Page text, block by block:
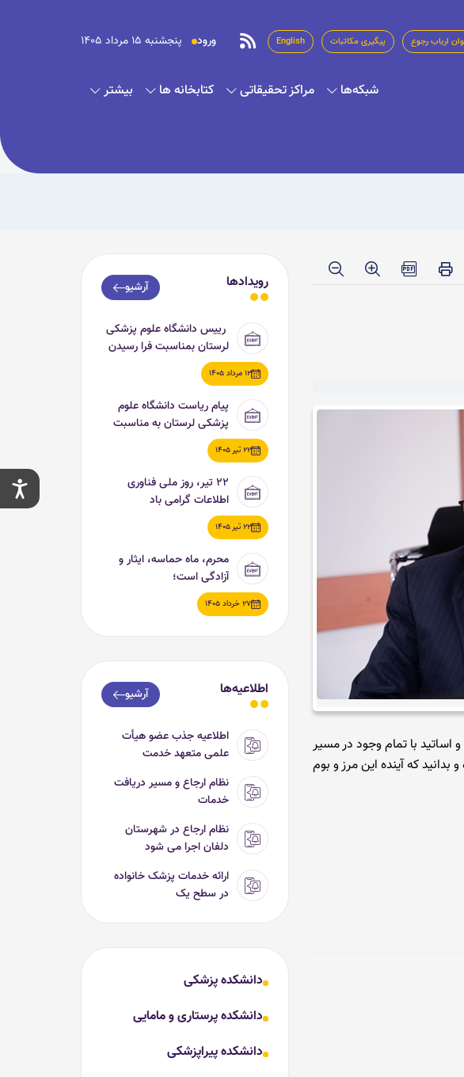
پنجشنبه 15 مرداد 1405 ورود English پیگیری مکاتبات ارباب رجوع
شبکه‌ها مراکز تحقیقاتی کتابخانه ها بیشتر
با تمام وجود در مسیر
که آینده این مرز و بوم
رویدادها آرشیو
رییس دانشگاه علوم پزشکی
لرستان بمناسبت فرا رسیدن
اربعین حسینی (ع)
12 مرداد 1405
پیام ریاست دانشگاه علوم
پزشکی لرستان به مناسبت
روز ملی فناوری اطلاعات
22 تیر 1405
۲۲ تیر، روز ملی فناوری
اطلاعات گرامی باد
22 تیر 1405
محرم، ماه حماسه، ایثار و
آزادگی است؛
27 خرداد 1405
اطلاعیه‌ها آرشیو
اطلاعیه جذب عضو هیأت
علمی متعهد خدمت
نظام ارجاع و مسیر دریافت
خدمات
نظام ارجاع در شهرستان
دلفان اجرا می شود
ارائه خدمات پزشک خانواده
در سطح یک
دانشکده پزشکی
دانشکده پرستاری و مامایی
دانشکده پیراپزشکی